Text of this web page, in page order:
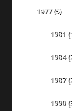
1977(5)
1981
1984
1987
1990